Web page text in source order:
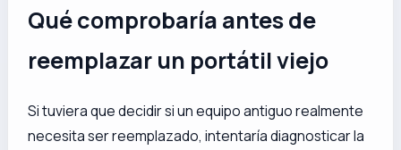
Qué comprobaría antes de
reemplazar un portátil viejo
Si tuviera que decidir si un equipo antiguo realmente
necesita ser reemplazado, intentaría diagnosticar la